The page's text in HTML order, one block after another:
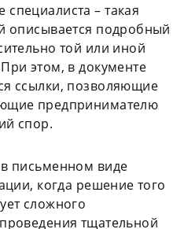
– такая
описывается подробный
той или иной
этом, в документе
ссылки, позволяющие
предпринимателю
спор.
письменном виде
когда решение того
сложного
тщательной